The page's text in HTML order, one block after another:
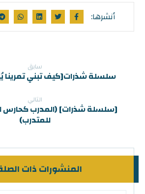
سابق
سلسلة شذرات[كيف تبني تمرينا
التالي
[سلسلة شذرات] (المدرب كحارس
للمتدرب)
المنشورات ذات